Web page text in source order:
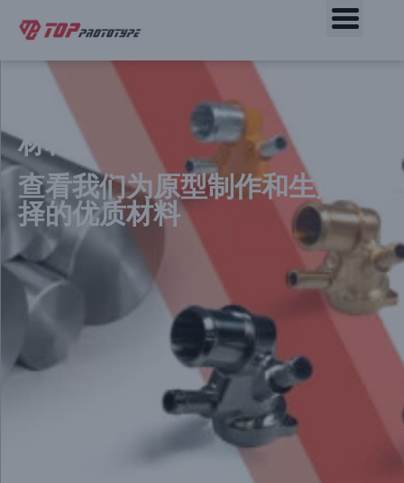
快速原型和按需生产
材料
查看我们为原型制作和生产阶
择的优质材料
CNC 快速报价
公差低至±0.0004 "(0.01mm)
加工零件最快1天
数控加工塑料